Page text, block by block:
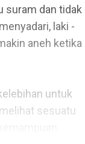
suram dan tidak
laki -
aneh ketika
untuk
sesuatu